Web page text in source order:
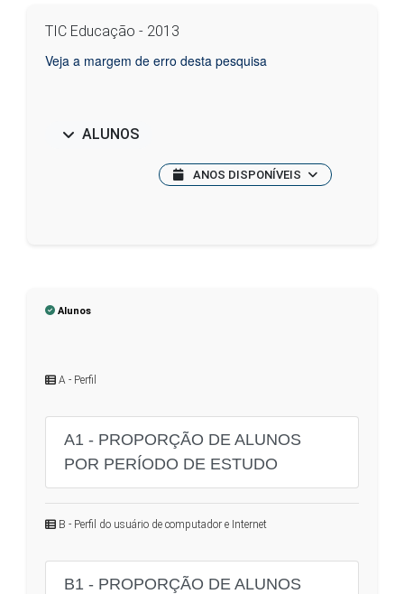
TIC Educação - 2013
Veja a margem de erro desta pesquisa
ALUNOS
ANOS DISPONÍVEIS
Alunos
A - Perfil
A1 - PROPORÇÃO DE ALUNOS
POR PERÍODO DE ESTUDO
B - Perfil do usuário de computador e Internet
B1 - PROPORÇÃO DE ALUNOS